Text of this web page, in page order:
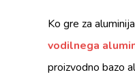
Ko gre za
vodilnega
proizvodno bazo